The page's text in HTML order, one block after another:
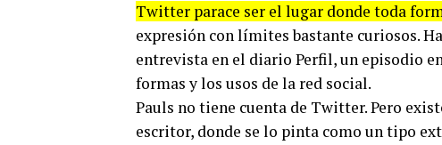
Twitter parace ser el lugar donde toda
expresión con límites bastante curiosos.
entrevista en el diario Perfil, un episodio
formas y los usos de la red social.
Pauls no tiene cuenta de Twitter. Pero
escritor, donde se lo pinta como un tipo